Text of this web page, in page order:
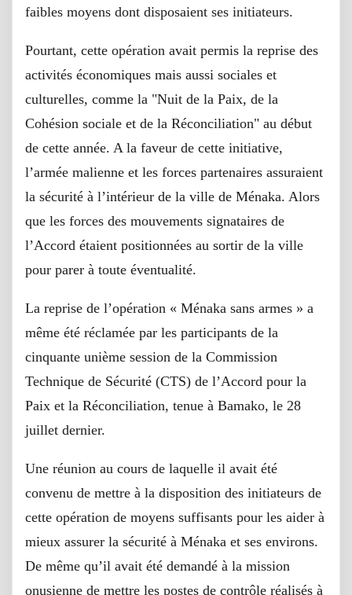
faibles moyens dont disposaient ses initiateurs.
Pourtant, cette opération avait permis la reprise des
activités économiques mais aussi sociales et
culturelles, comme la "Nuit de la Paix, de la
Cohésion sociale et de la Réconciliation" au début
de cette année. A la faveur de cette initiative,
l’armée malienne et les forces partenaires assuraient
la sécurité à l’intérieur de la ville de Ménaka. Alors
que les forces des mouvements signataires de
l’Accord étaient positionnées au sortir de la ville
pour parer à toute éventualité.
La reprise de l’opération « Ménaka sans armes » a
même été réclamée par les participants de la
cinquante unième session de la Commission
Technique de Sécurité (CTS) de l’Accord pour la
Paix et la Réconciliation, tenue à Bamako, le 28
juillet dernier.
Une réunion au cours de laquelle il avait été
convenu de mettre à la disposition des initiateurs de
cette opération de moyens suffisants pour les aider à
mieux assurer la sécurité à Ménaka et ses environs.
De même qu’il avait été demandé à la mission
onusienne de mettre les postes de contrôle réalisés à